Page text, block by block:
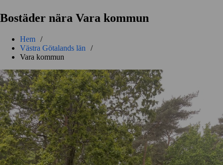
Bostäder nära Vara kommun
Hem /
Västra Götalands län
/
Vara kommun